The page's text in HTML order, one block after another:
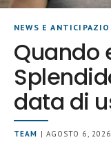
NEWS E
Quando
data di
TEAM | AGOSTO 6, 2026